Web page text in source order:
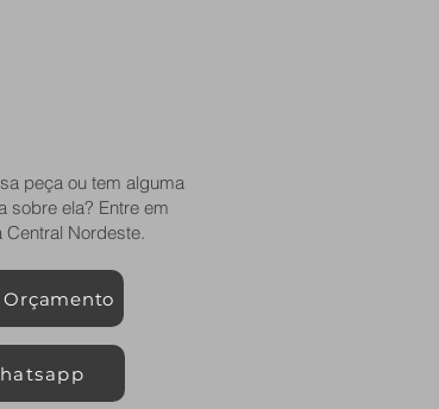
peça ou tem alguma
sobre ela? Entre em
Central Nordeste.